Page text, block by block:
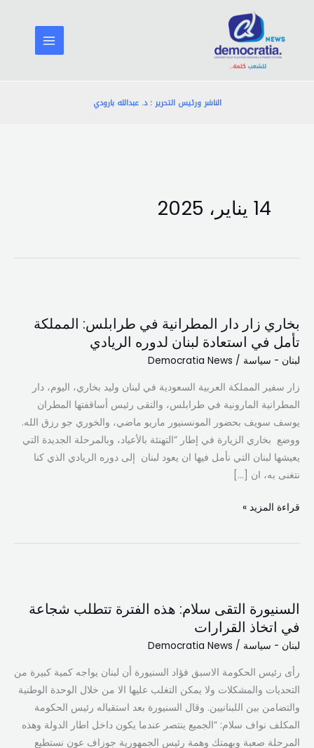
المحتوى
الناشر ورئيس التحرير : د. عبدالله بارودي
14 يناير، 2025
بخاري زار دار المطرانية في طرابلس: المملكة
تأمل في استعادة لبنان لدوره الريادي
لبنان - سياسة /
Democratia News
زار سفير المملكة العربية السعودية في لبنان وليد بخاري، اليوم، دار
المطرانية المارونية في طرابلس، والتقى رئيس أساقفتها المطران
يوسف سويف بحضور المونسنيور ماريو ماضي، والخوري جو رزق الله.
ووضع بخاري الزيارة في إطار “التهنئة بالأعياد، وبالمرحلة الجديدة التي
يعيشها لبنان التي نأمل فيها ان يعود لبنان إلى دوره الريادي الذي كنا
نتغنى به، ان […]
دار
المطرانية
في
المملكة
في
استعادة
لبنان
لدوره
الريادي
قراءة المزيد »
السنيورة التقى سلام: هذه الفترة تتطلب شجاعة
في اتخاذ القرارات
لبنان - سياسة /
Democratia News
رأى رئيس الحكومة الاسبق فؤاد السنيورة أن لبنان يواجه كمية كبيرة من
التحديات والمشكلات ولا يمكن التغلب عليها الا من خلال الوحدة الوطنية
والتضامن بين اللبنانيين. وقال السنيورة بعد استقباله رئيس الحكومة
المكلف نواف سلام: “الجميع ينتصر عندما يكون داخل اطار الدولة وهذه
المرحلة صعبة وبهمتك وهمة رئيس الجمهورية جوزاف عون نستطيع
سلام:
هذه
الفترة
تتطلب
شجاعة
اتخاذ